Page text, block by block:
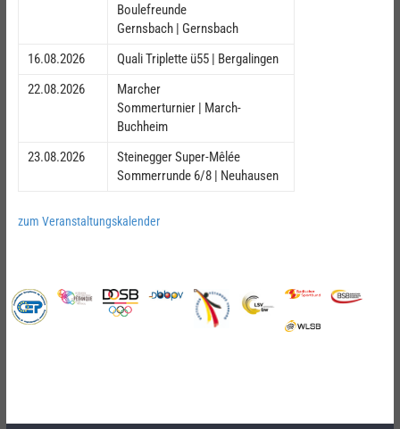
Boulefreunde
Gernsbach | Gernsbach
16.08.2026
Quali Triplette ü55 | Bergalingen
22.08.2026
Marcher
Sommerturnier | March-
Buchheim
23.08.2026
Steinegger Super-Mêlée
Sommerrunde 6/8 | Neuhausen
zum Veranstaltungskalender